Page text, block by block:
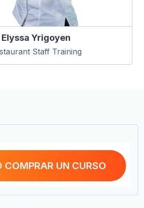
Elyssa Yrigoyen
Staff Training
COMPRAR UN CURSO